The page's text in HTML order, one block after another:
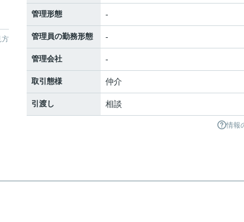
方
管理形態 -
管理員の勤務形態 -
管理会社 -
取引態様 仲介
引渡し 相談
情報